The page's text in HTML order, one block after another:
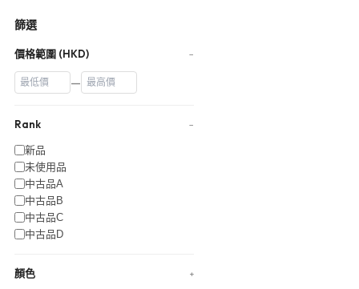
篩選
價格範圍 (HKD) −
—
Rank −
新品
未使用品
中古品A
中古品B
中古品C
中古品D
顏色 +